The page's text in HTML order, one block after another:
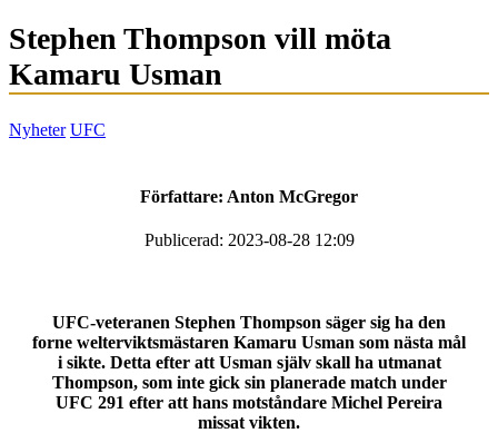
Stephen Thompson vill möta
Kamaru Usman
Nyheter UFC
Författare: Anton McGregor
Publicerad: 2023-08-28 12:09
UFC-veteranen Stephen Thompson säger sig ha den
forne welterviktsmästaren Kamaru Usman som nästa mål
i sikte. Detta efter att Usman själv skall ha utmanat
Thompson, som inte gick sin planerade match under
UFC 291 efter att hans motståndare Michel Pereira
missat vikten.